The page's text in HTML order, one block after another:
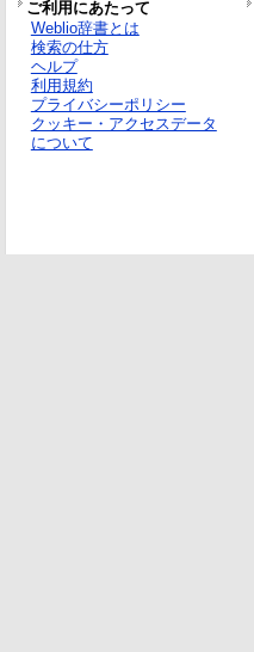
ご利用にあたって
Weblio辞書とは
検索の仕方
ヘルプ
利用規約
プライバシーポリシー
クッキー・アクセスデータ
について